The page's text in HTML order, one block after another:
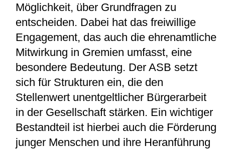
Möglichkeit, über Grundfragen zu
entscheiden. Dabei hat das freiwillige
Engagement, das auch die ehrenamtliche
Mitwirkung in Gremien umfasst, eine
besondere Bedeutung. Der ASB setzt
sich für Strukturen ein, die den
Stellenwert unentgeltlicher Bürgerarbeit
in der Gesellschaft stärken. Ein wichtiger
Bestandteil ist hierbei auch die Förderung
junger Menschen und ihre Heranführung